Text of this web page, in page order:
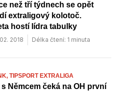
než tří týdnech se opět
extraligový kolotoč.
hostí lídra tabulky
2018 Délka čtení: 1 minuta
TIPSPORT EXTRALIGA
s Němcem čeká na OH první